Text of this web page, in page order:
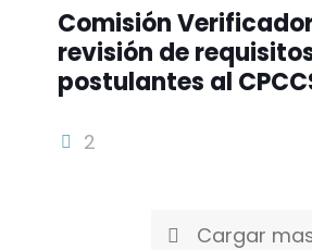
Comisión
revisión de
postulantes al
2
Cargar